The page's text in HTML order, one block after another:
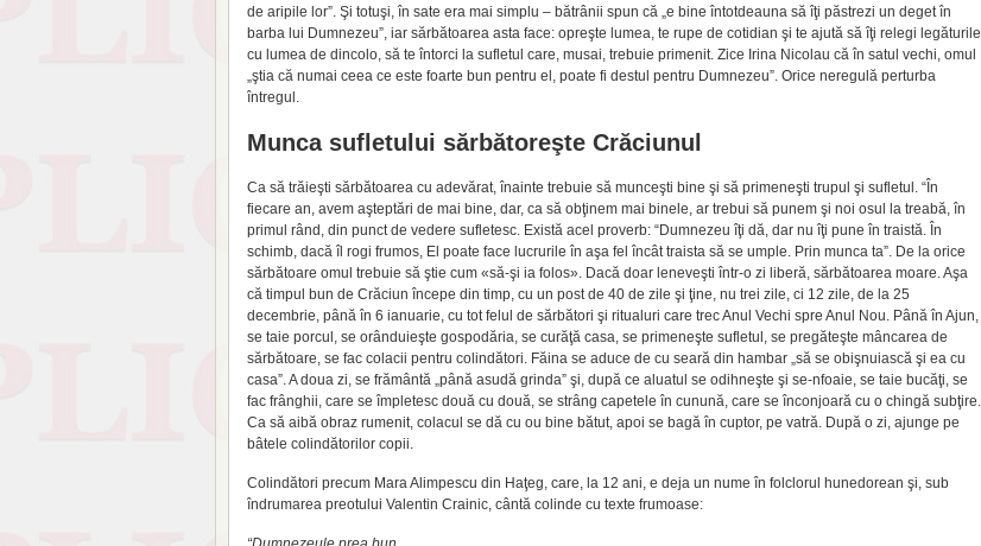
de aripile lor”. Şi totuşi, în sate era mai simplu – bătrânii spun că „e bine întotdeauna să îţi păstrezi un deget în
barba lui Dumnezeu”, iar sărbătoarea asta face: opreşte lumea, te rupe de cotidian şi te ajută să îţi relegi legăturile
cu lumea de dincolo, să te întorci la sufletul care, musai, trebuie primenit. Zice Irina Nicolau că în satul vechi, omul
„ştia că numai ceea ce este foarte bun pentru el, poate fi destul pentru Dumnezeu”. Orice neregulă perturba
întregul.
Munca sufletului sărbătoreşte Crăciunul
Ca să trăieşti sărbătoarea cu adevărat, înainte trebuie să munceşti bine şi să primeneşti trupul şi sufletul. “În
fiecare an, avem aşteptări de mai bine, dar, ca să obţinem mai binele, ar trebui să punem şi noi osul la treabă, în
primul rând, din punct de vedere sufletesc. Există acel proverb: “Dumnezeu îţi dă, dar nu îţi pune în traistă. În
schimb, dacă îl rogi frumos, El poate face lucrurile în aşa fel încât traista să se umple. Prin munca ta”. De la orice
sărbătoare omul trebuie să ştie cum «să-şi ia folos». Dacă doar leneveşti într-o zi liberă, sărbătoarea moare. Aşa
că timpul bun de Crăciun începe din timp, cu un post de 40 de zile şi ţine, nu trei zile, ci 12 zile, de la 25
decembrie, până în 6 ianuarie, cu tot felul de sărbători şi ritualuri care trec Anul Vechi spre Anul Nou. Până în Ajun,
se taie porcul, se orânduieşte gospodăria, se curăţă casa, se primeneşte sufletul, se pregăteşte mâncarea de
sărbătoare, se fac colacii pentru colindători. Făina se aduce de cu seară din hambar „să se obişnuiască şi ea cu
casa”. A doua zi, se frământă „până asudă grinda” şi, după ce aluatul se odihneşte şi se-nfoaie, se taie bucăţi, se
fac frânghii, care se împletesc două cu două, se strâng capetele în cunună, care se înconjoară cu o chingă subţire.
Ca să aibă obraz rumenit, colacul se dă cu ou bine bătut, apoi se bagă în cuptor, pe vatră. După o zi, ajunge pe
bâtele colindătorilor copii.
Colindători precum Mara Alimpescu din Haţeg, care, la 12 ani, e deja un nume în folclorul hunedorean şi, sub
îndrumarea preotului Valentin Crainic, cântă colinde cu texte frumoase: